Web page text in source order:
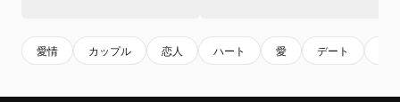
愛情 カップル 恋人 ハート 愛 デート